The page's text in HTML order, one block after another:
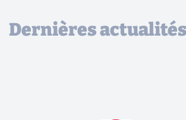
Dernières actualités